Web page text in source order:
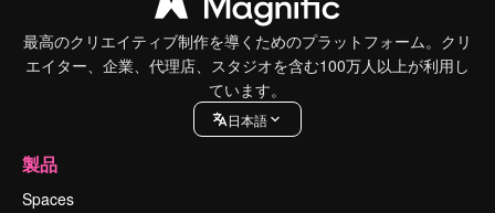
最高のクリエイティブ制作を導くためのプラットフォーム。クリ
エイター、企業、代理店、スタジオを含む100万人以上が利用し
ています。
日本語
製品
Spaces